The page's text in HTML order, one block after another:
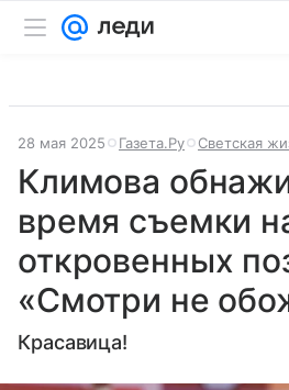
28 мая 2025 Газета.Ру Светская
Климова
время съемки
откровенных
«Смотри не
Красавица!